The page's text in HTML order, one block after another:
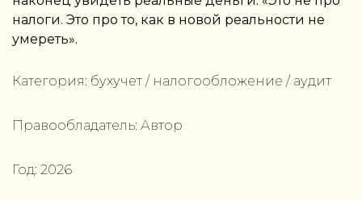
налоги. Это про то, как в новой реальности не
умереть».
Категория: бухучет / налогообложение / аудит
Правообладатель: Автор
Год: 2026